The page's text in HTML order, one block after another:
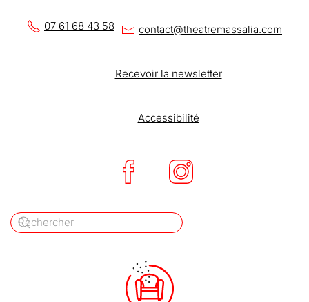
07 61 68 43 58 contact@theatremassalia.com
Recevoir la newsletter
Accessibilité